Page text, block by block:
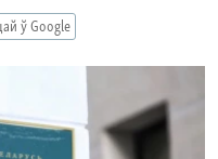
ў Google